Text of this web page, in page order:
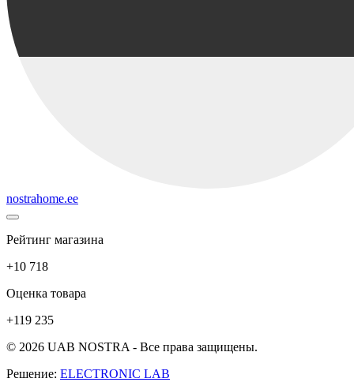
nostrahome.ee
Рейтинг магазина
+10 718
Оценка товара
+119 235
© 2026 UAB NOSTRA - Все права защищены.
Решение: ELECTRONIC LAB